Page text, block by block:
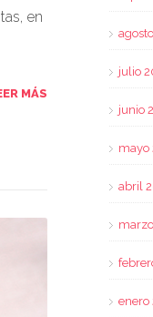
en
MÁS
julio
junio
mayo
abril
enero